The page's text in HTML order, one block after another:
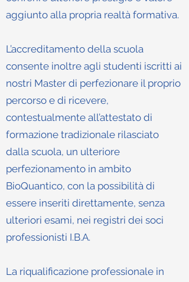
aggiunto alla propria realtà formativa.
L’accreditamento della scuola
consente inoltre agli studenti iscritti ai
nostri Master di perfezionare il proprio
percorso e di ricevere,
contestualmente all’attestato di
formazione tradizionale rilasciato
dalla scuola, un ulteriore
perfezionamento in ambito
BioQuantico, con la possibilità di
essere inseriti direttamente, senza
ulteriori esami, nei registri dei soci
professionisti I.B.A.
La riqualificazione professionale in